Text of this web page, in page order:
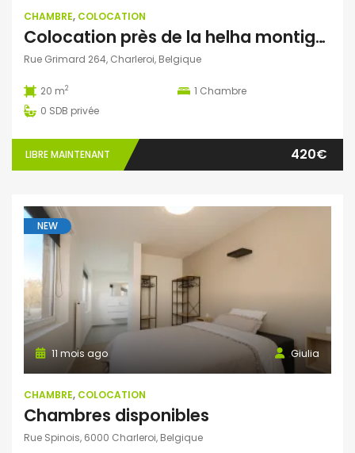
CHAMBRE, COLOCATION
Colocation près de la helha montignies-sur-sambre
Rue Grimard 264, Charleroi, Belgique
20 m2 1 Chambre
0 SDB privée
LIBRE MAINTENANT 420€
NEW
Giulia
11 mois ago
CHAMBRE, COLOCATION
Chambres disponibles
Rue Spinois, 6000 Charleroi, Belgique